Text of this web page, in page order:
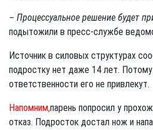
– Процессуальное решение будет
подытожили в пресс-службе
Источник в силовых структурах
подростку нет даже 14 лет. Потому
ответственности его не привлекут.
Напомним,парень попросил у
отказ. Подросток достал нож и